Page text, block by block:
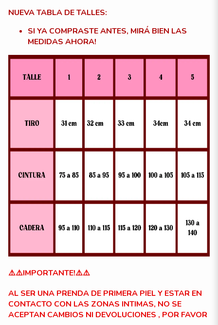
NUEVA TABLA DE TALLES:
SI YA COMPRASTE ANTES, MIRÁ BIEN LAS
MEDIDAS AHORA!
⚠️⚠️IMPORTANTE!⚠️⚠️
AL SER UNA PRENDA DE PRIMERA PIEL Y ESTAR EN
CONTACTO CON LAS ZONAS INTIMAS, NO SE
ACEPTAN CAMBIOS NI DEVOLUCIONES , POR FAVOR